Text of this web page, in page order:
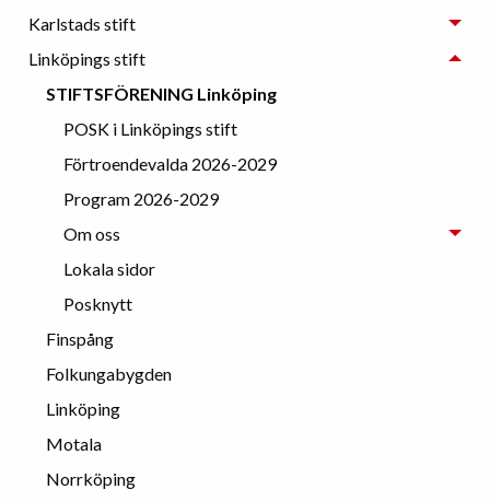
Karlstads stift
Linköpings stift
STIFTSFÖRENING Linköping
POSK i Linköpings stift
Förtroendevalda 2026-2029
Program 2026-2029
Om oss
Lokala sidor
Posknytt
Finspång
Folkungabygden
Linköping
Motala
Norrköping